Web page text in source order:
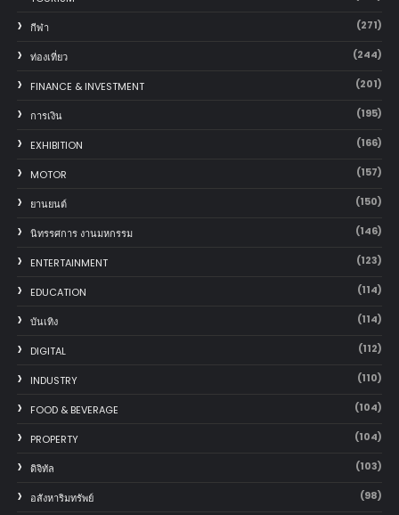
กีฬา (271)
ท่องเที่ยว (244)
FINANCE & INVESTMENT (201)
การเงิน (195)
EXHIBITION (166)
MOTOR (157)
‎ยานยนต์‎ (150)
นิทรรศการ งานมหกรรม (146)
ENTERTAINMENT (123)
EDUCATION (114)
บันเทิง (114)
DIGITAL (112)
INDUSTRY (110)
FOOD & BEVERAGE (104)
PROPERTY (104)
ดิจิทัล (103)
อสังหาริมทรัพย์ (98)